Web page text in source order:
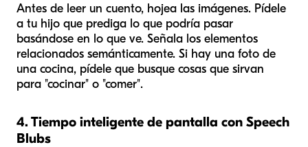
Antes de leer un cuento, hojea las imágenes. Pídele
a tu hijo que prediga lo que podría pasar
basándose en lo que ve. Señala los elementos
relacionados semánticamente. Si hay una foto de
una cocina, pídele que busque cosas que sirvan
para "cocinar" o "comer".
4. Tiempo inteligente de pantalla con Speech
Blubs